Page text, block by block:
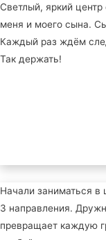
Светлый, яркий
меня и моего сына.
Каждый раз ждём
Так держать!
Начали заниматься в
3 направления.
превращает каждую